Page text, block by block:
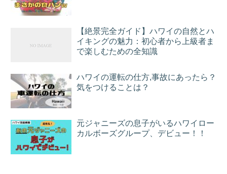
【絶景完全ガイド】ハワイの自然とハ
イキングの魅力：初心者から上級者ま
で楽しむための全知識
ハワイの運転の仕方,事故にあったら？
気をつけることは？
元ジャニーズの息子がいるハワイロー
カルボーズグループ、デビュー！！